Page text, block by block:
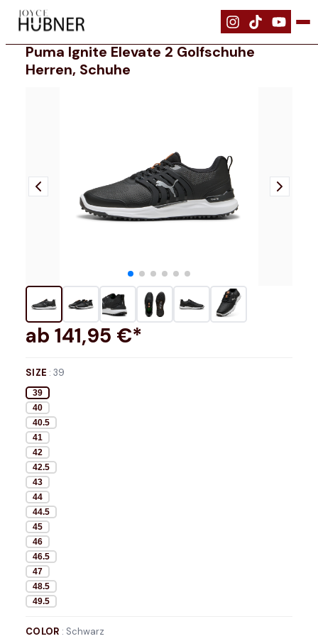
| Schuhe | PUMA IGNITE Elevate 2 Golfschuhe Herren, Schuhe
Puma Ignite Elevate 2 Golfschuhe
Herren, Schuhe
ab 141,95 €*
SIZE :39
39
40
40.5
41
42
42.5
43
44
44.5
45
46
46.5
47
48.5
49.5
COLOR : Schwarz